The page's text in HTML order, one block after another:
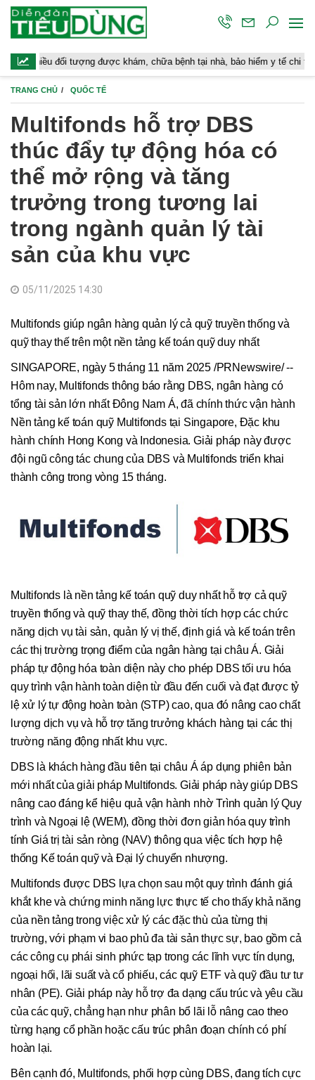
đối tượng được khám, chữa bệnh tại nhà, bảo hiểm y tế chi trả
TRANG CHỦ QUỐC TẾ
Multifonds hỗ trợ DBS
thúc đẩy tự động hóa có
thể mở rộng và tăng
trưởng trong tương lai
trong ngành quản lý tài
sản của khu vực
05/11/2025 14:30
Multifonds giúp ngân hàng quản lý cả quỹ truyền thống và
quỹ thay thế trên một nền tảng kế toán quỹ duy nhất
SINGAPORE, ngày 5 tháng 11 năm 2025 /PRNewswire/ --
Hôm nay, Multifonds thông báo rằng DBS, ngân hàng có
tổng tài sản lớn nhất Đông Nam Á, đã chính thức vận hành
Nền tảng kế toán quỹ Multifonds tại Singapore, Đặc khu
hành chính Hong Kong và Indonesia. Giải pháp này được
đội ngũ công tác chung của DBS và Multifonds triển khai
thành công trong vòng 15 tháng.
Multifonds là nền tảng kế toán quỹ duy nhất hỗ trợ cả quỹ
truyền thống và quỹ thay thế, đồng thời tích hợp các chức
năng dịch vụ tài sản, quản lý vị thế, định giá và kế toán trên
các thị trường trọng điểm của ngân hàng tại châu Á. Giải
pháp tự động hóa toàn diện này cho phép DBS tối ưu hóa
quy trình vận hành toàn diện từ đầu đến cuối và đạt được tỷ
lệ xử lý tự động hoàn toàn (STP) cao, qua đó nâng cao chất
lượng dịch vụ và hỗ trợ tăng trưởng khách hàng tại các thị
trường năng động nhất khu vực.
DBS là khách hàng đầu tiên tại châu Á áp dụng phiên bản
mới nhất của giải pháp Multifonds. Giải pháp này giúp DBS
nâng cao đáng kể hiệu quả vận hành nhờ Trình quản lý Quy
trình và Ngoại lệ (WEM), đồng thời đơn giản hóa quy trình
tính Giá trị tài sản ròng (NAV) thông qua việc tích hợp hệ
thống Kế toán quỹ và Đại lý chuyển nhượng.
Multifonds được DBS lựa chọn sau một quy trình đánh giá
khắt khe và chứng minh năng lực thực tế cho thấy khả năng
của nền tảng trong việc xử lý các đặc thù của từng thị
trường, với phạm vi bao phủ đa tài sản thực sự, bao gồm cả
các công cụ phái sinh phức tạp trong các lĩnh vực tín dụng,
ngoại hối, lãi suất và cổ phiếu, các quỹ ETF và quỹ đầu tư tư
nhân (PE). Giải pháp này hỗ trợ đa dạng cấu trúc và yêu cầu
của các quỹ, chẳng hạn như phân bổ lãi lỗ nâng cao theo
từng hạng cổ phần hoặc cấu trúc phân đoạn chính có phí
hoàn lại.
Bên cạnh đó, Multifonds, phối hợp cùng DBS, đang tích cực